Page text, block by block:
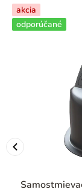
akcia
odporúčané